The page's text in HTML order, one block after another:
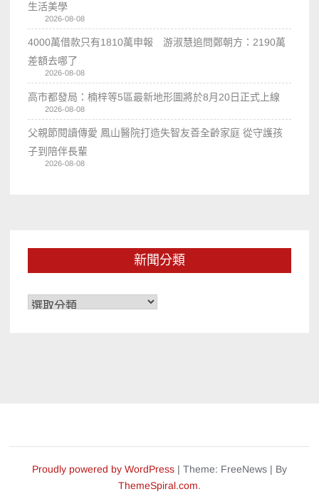
生活美學
2026-08-08
4000萬借款只有1810萬申報 游淑慧追問鄭朝方：2190萬
差額去哪了
2026-08-08
高市都發局：楠梓等5區最新地形圖將於8月20日正式上線
2026-08-08
父親節閱讀傳愛 鳳山醫院打造失智友善全齡家庭 從守護孩
子到陪伴長輩
2026-08-08
新聞分類
新
Proudly powered by WordPress | Theme: FreeNews | By
ThemeSpiral.com.